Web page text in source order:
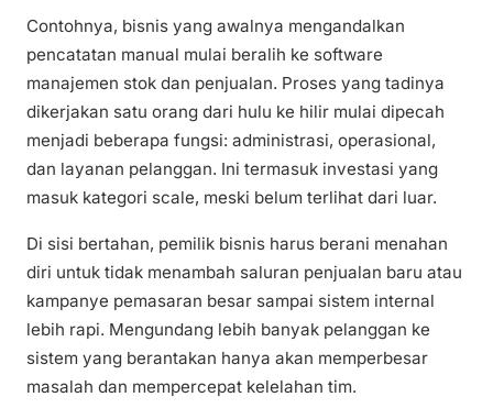
Contohnya, bisnis yang awalnya mengandalkan
pencatatan manual mulai beralih ke software
manajemen stok dan penjualan. Proses yang tadinya
dikerjakan satu orang dari hulu ke hilir mulai dipecah
menjadi beberapa fungsi: administrasi, operasional,
dan layanan pelanggan. Ini termasuk investasi yang
masuk kategori scale, meski belum terlihat dari luar.
Di sisi bertahan, pemilik bisnis harus berani menahan
diri untuk tidak menambah saluran penjualan baru atau
kampanye pemasaran besar sampai sistem internal
lebih rapi. Mengundang lebih banyak pelanggan ke
sistem yang berantakan hanya akan memperbesar
masalah dan mempercepat kelelahan tim.